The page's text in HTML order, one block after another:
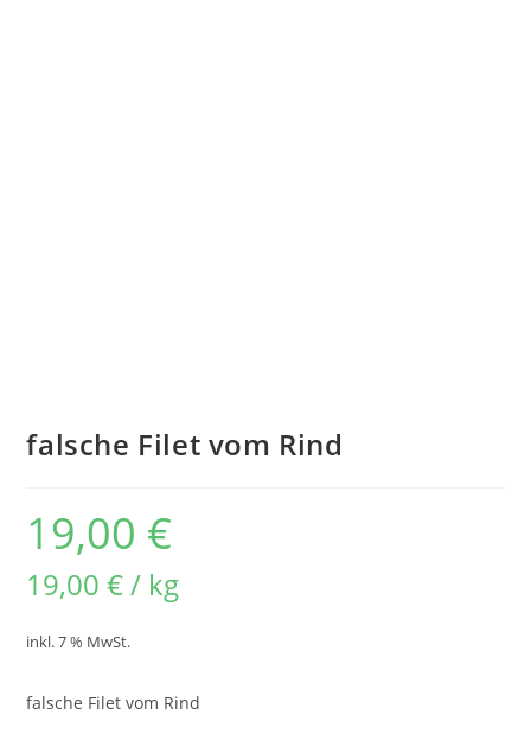
falsche Filet vom Rind
19,00 €
19,00€/ kg
inkl. 7 % MwSt.
falsche Filet vom Rind